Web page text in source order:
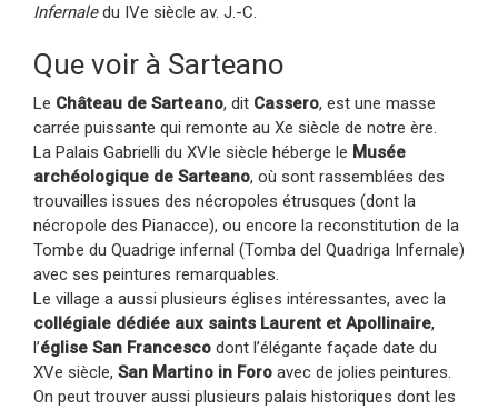
Infernaledu IVe siècle av. J.-C.
Que voir à Sarteano
Le Château de Sarteano, dit Cassero, est une masse
carrée puissante qui remonte au Xe siècle de notre ère.
La Palais Gabrielli du XVIe siècle héberge le Musée
archéologique de Sarteano, où sont rassemblées des
trouvailles issues des nécropoles étrusques (dont la
nécropole des Pianacce), ou encore la reconstitution de la
Tombe du Quadrige infernal (Tomba del Quadriga Infernale)
avec ses peintures remarquables.
Le village a aussi plusieurs églises intéressantes, avec la
collégiale dédiée aux saints Laurent et Apollinaire,
l’église San Francesco dont l’élégante façade date du
XVe siècle, San Martino in Foro avec de jolies peintures.
On peut trouver aussi plusieurs palais historiques dont les